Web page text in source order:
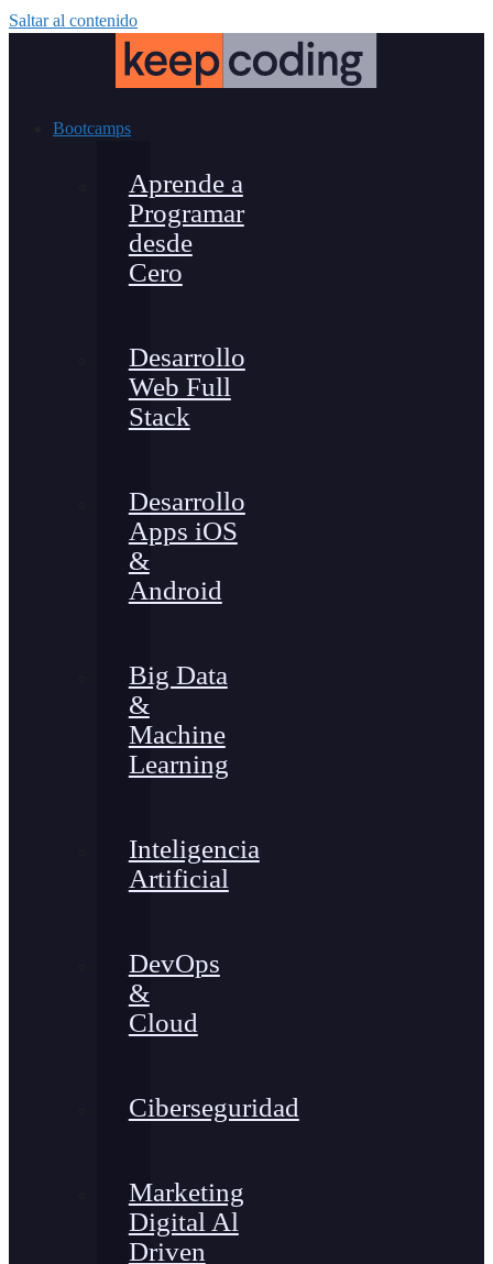
Saltar al contenido
Bootcamps
Aprende a
Programar
desde
Cero
Desarrollo
Web Full
Stack
Desarrollo
Apps iOS
&
Android
Big Data
&
Machine
Learning
Inteligencia
Artificial
DevOps
&
Cloud
Ciberseguridad
Marketing
Digital Al
Driven